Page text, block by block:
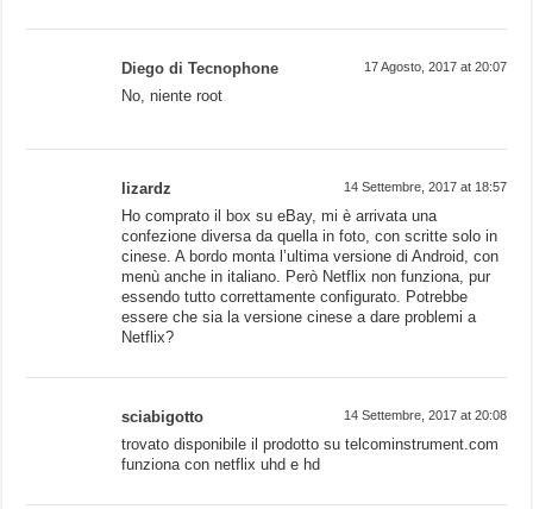
Diego di Tecnophone 17 Agosto, 2017 at 20:07
No, niente root
lizardz 14 Settembre, 2017 at 18:57
Ho comprato il box su eBay, mi è arrivata una
confezione diversa da quella in foto, con scritte solo in
cinese. A bordo monta l’ultima versione di Android, con
menù anche in italiano. Però Netflix non funziona, pur
essendo tutto correttamente configurato. Potrebbe
essere che sia la versione cinese a dare problemi a
Netflix?
sciabigotto 14 Settembre, 2017 at 20:08
trovato disponibile il prodotto su telcominstrument.com
funziona con netflix uhd e hd